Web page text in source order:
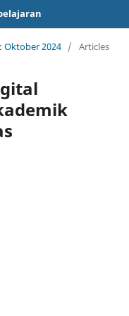
Oktober 2024 / Articles